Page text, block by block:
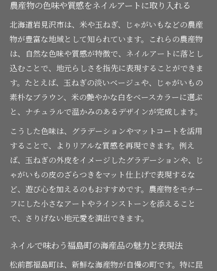
農産物の色味や質感をネイルアートに取り入れる
北海道岩見沢市は、米や玉ねぎ、じゃがいもなどの農産
物が豊富な地域として知られています。これらの農産物
は、自然な色味や質感が特徴で、ネイルアートに落とし
込むことで、地元らしさを指先に表現することができま
す。たとえば、玉ねぎの淡いベージュや、じゃがいもの
素朴なブラウン、米の艶やかな白をベースカラーに選ぶ
と、ナチュラルで温かみのあるデザインが完成します。
こうした色味は、グラデーションやマットコートを活用
することで、よりリアルな質感を再現できます。例え
ば、玉ねぎの外皮をイメージしたグラデーションや、じ
ゃがいもの皮のざらつきをマット仕上げで表現するな
ど、遊び心を加えるのもおすすめです。農産物をモチー
フにした小さなアートやラインストーンを添えること
で、さりげない地元愛を演出できます。
ネイルで味わう福島町の海産品の魅力と表現法
松前郡福島町は、新鮮な海産物が自慢の町です。特に昆